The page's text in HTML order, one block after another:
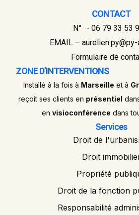
CONTACT
N° - 06 79 33 53
EMAIL –
Formulaire de
ZONE D’INTERVENTIONS
Installé à la fois à Marseille et à
reçoit ses clients en présentiel
en visioconférence dans
Services
Droit de
Droit
Propriété
Droit de la fonction
Responsabilité